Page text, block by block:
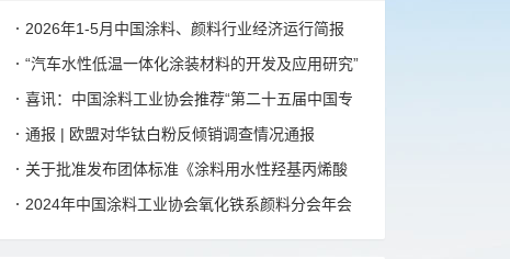
2026年1-5月中国涂料、颜料行业经济运行简报
“汽车水性低温一体化涂装材料的开发及应用研究”
项目通过科技成果鉴定
喜讯：中国涂料工业协会推荐“第二十五届中国专
利奖”上榜两项，服务行业科技创新新里程
通报 | 欧盟对华钛白粉反倾销调查情况通报
关于批准发布团体标准《涂料用水性羟基丙烯酸
树脂》的公告
2024年中国涂料工业协会氧化铁系颜料分会年会
在郑州胜利召开